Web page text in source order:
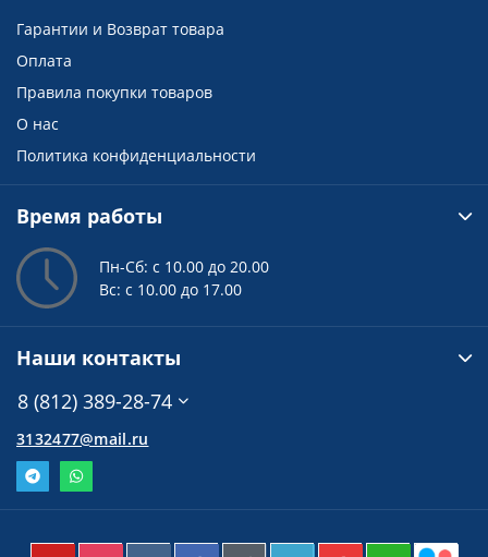
Гарантии и Возврат товара
Оплата
Правила покупки товаров
О нас
Политика конфиденциальности
Время работы
Пн-Сб: с 10.00 до 20.00
Вс: с 10.00 до 17.00
Наши контакты
8 (812) 389-28-74
3132477@mail.ru